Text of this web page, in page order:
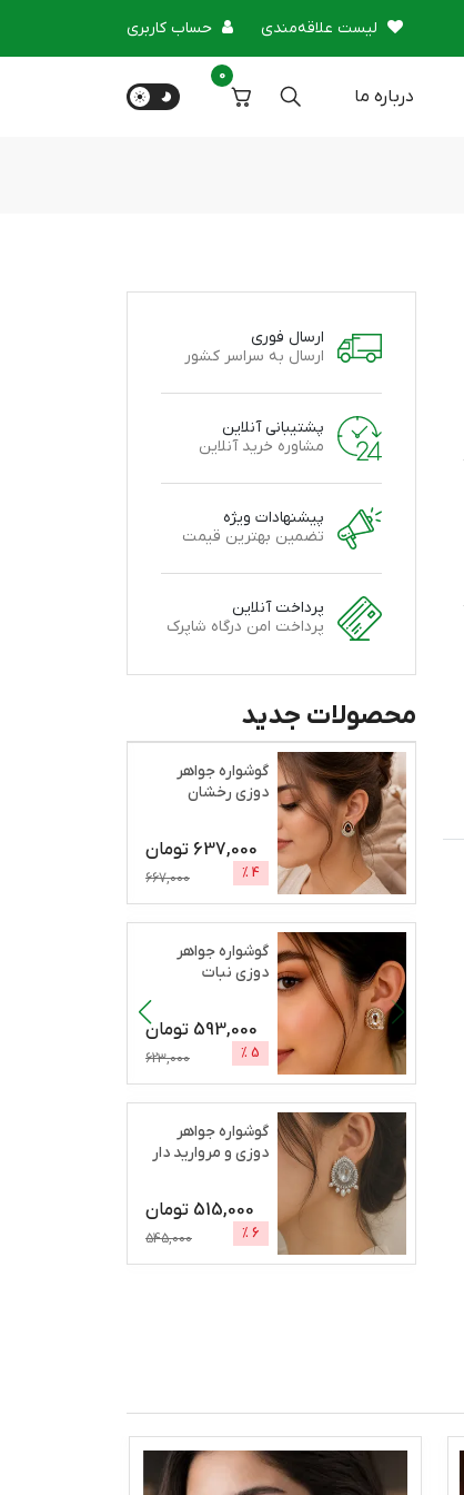
لیست علاقه‌مندی حساب کاربری
درباره‌ ما
0
ارسال فوری
ارسال به سراسر کشور
پشتیبانی آنلاین
مشاوره خرید آنلاین
پیشنهادات ویژه
تضمین بهترین قیمت
پرداخت آنلاین
پرداخت امن درگاه شاپرک
محصولات جدید
گوشواره جواهر
دوزی رخشان
637,000 تومان
4
%
667,000
گوشواره جواهر
دوزی نبات
593,000 تومان
5
%
623,000
گوشواره جواهر
دوزی و مروارید دار
515,000 تومان
6
%
545,000